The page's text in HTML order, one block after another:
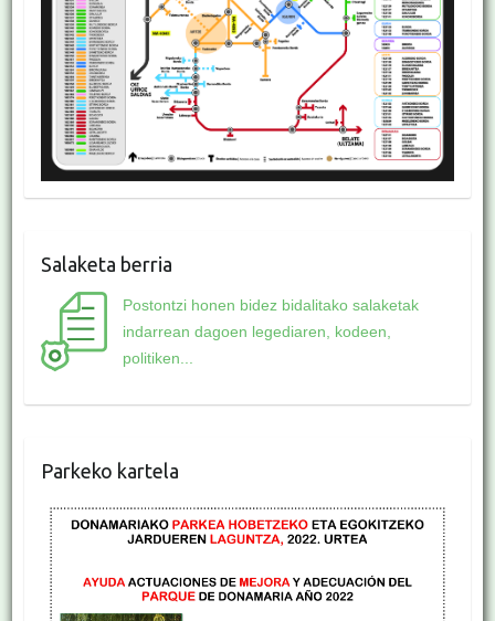
Salaketa berria
Postontzi honen bidez bidalitako salaketak
indarrean dagoen legediaren, kodeen,
politiken...
Parkeko kartela